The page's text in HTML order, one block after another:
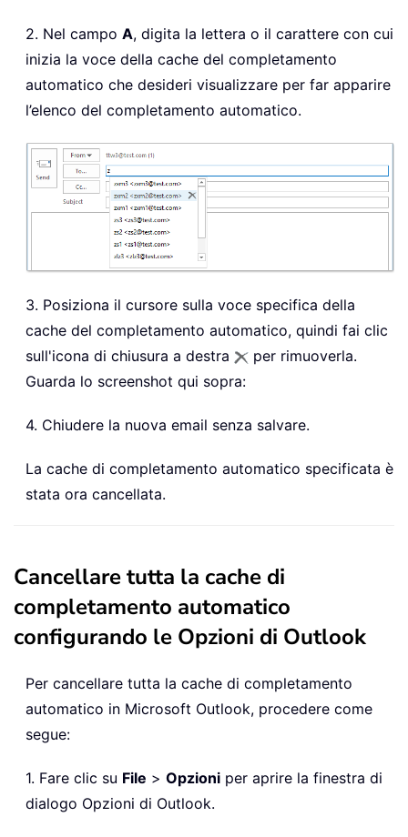
2. Nel campo A, digita la lettera o il carattere con cui
inizia la voce della cache del completamento
automatico che desideri visualizzare per far apparire
l’elenco del completamento automatico.
3. Posiziona il cursore sulla voce specifica della
cache del completamento automatico, quindi fai clic
sull'icona di chiusura a destra
per rimuoverla.
Guarda lo screenshot qui sopra:
4. Chiudere la nuova email senza salvare.
La cache di completamento automatico specificata è
stata ora cancellata.
Cancellare tutta la cache di
completamento automatico
configurando le Opzioni di Outlook
Per cancellare tutta la cache di completamento
automatico in Microsoft Outlook, procedere come
segue:
1. Fare clic su File > Opzioni per aprire la finestra di
dialogo Opzioni di Outlook.